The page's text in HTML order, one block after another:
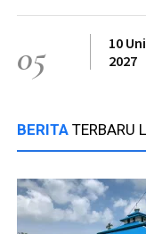
05
10
2027
BERITA TERBARU